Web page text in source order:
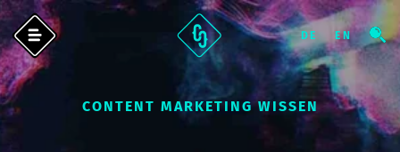
CONTENT MARKETING WISSEN